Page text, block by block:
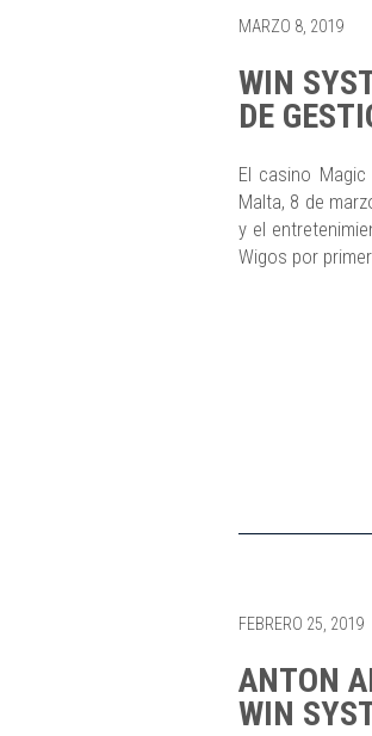
MARZO 8, 2019
WIN
DE
El casino
Malta, 8 de
y el
Wigos por
FEBRERO 25, 2019
ANTON
WIN